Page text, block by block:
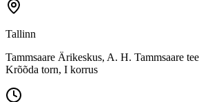
Tallinn
Tammsaare Ärikeskus, A. H. Tammsaare
Krõõda torn, I korrus